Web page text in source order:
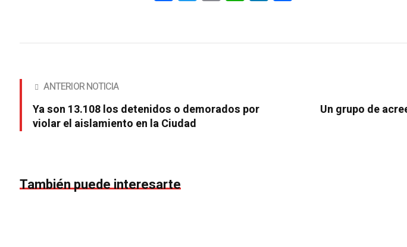
ANTERIOR NOTICIA
Ya son 13.108 los detenidos o demorados por
violar el aislamiento en la Ciudad
Un grupo de
También puede interesarte